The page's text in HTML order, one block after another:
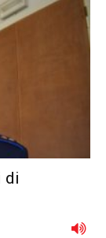
di